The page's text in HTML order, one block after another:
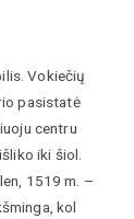
Vokiečių
pasistatė
centru
iki šiol.
1519 m. –
kol